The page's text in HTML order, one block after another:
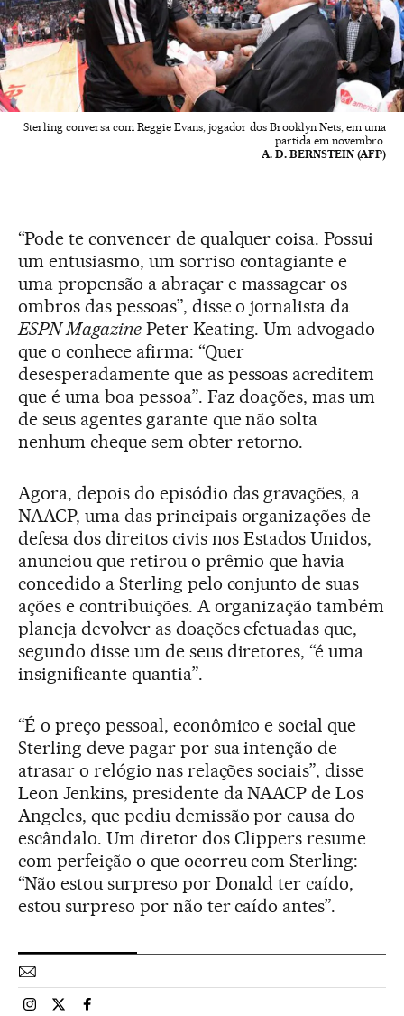
Sterling conversa com Reggie Evans, jogador dos Brooklyn Nets, em uma
partida em novembro.
A. D. BERNSTEIN (AFP)
“Pode te convencer de qualquer coisa. Possui
um entusiasmo, um sorriso contagiante e
uma propensão a abraçar e massagear os
ombros das pessoas”, disse o jornalista da
ESPN MagazinePeter Keating. Um advogado
que o conhece afirma: “Quer
desesperadamente que as pessoas acreditem
que é uma boa pessoa”. Faz doações, mas um
de seus agentes garante que não solta
nenhum cheque sem obter retorno.
Agora, depois do episódio das gravações, a
NAACP, uma das principais organizações de
defesa dos direitos civis nos Estados Unidos,
anunciou que retirou o prêmio que havia
concedido a Sterling pelo conjunto de suas
ações e contribuições. A organização também
planeja devolver as doações efetuadas que,
segundo disse um de seus diretores, “é uma
insignificante quantia”.
“É o preço pessoal, econômico e social que
Sterling deve pagar por sua intenção de
atrasar o relógio nas relações sociais”, disse
Leon Jenkins, presidente da NAACP de Los
Angeles, que pediu demissão por causa do
escândalo. Um diretor dos Clippers resume
com perfeição o que ocorreu com Sterling:
“Não estou surpreso por Donald ter caído,
estou surpreso por não ter caído antes”.
Esportes El País Brasil en Instagram
Esportes El País Brasil en Twitter
Esportes El País Brasil en Facebook